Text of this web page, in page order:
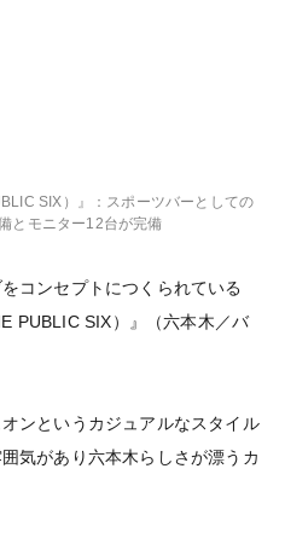
SIX）』：スポーツバーとしての
とモニター12台が完備
コンセプトにつくられている
PUBLIC SIX）』（六本木／バ
ンというカジュアルなスタイル
気があり六本木らしさが漂うカ